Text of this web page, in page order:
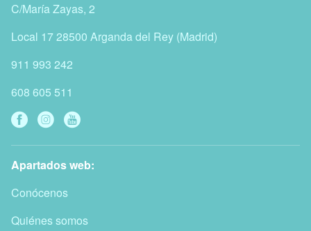
C/María Zayas, 2
Local 1728500 Arganda del Rey (Madrid)
911 993 242
608 605 511
Apartados web:
Conócenos
Quiénes somos